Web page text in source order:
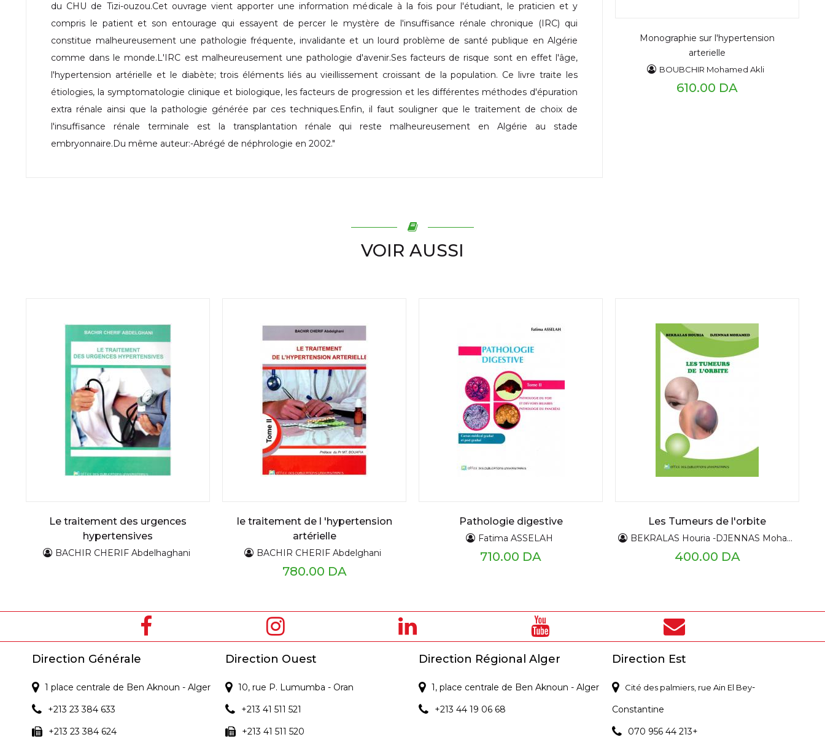
du CHU de Tizi-ouzou.Cet ouvrage vient apporter une information médicale à la fois pour l'étudiant, le praticien et y
compris le patient et son entourage qui essayent de percer le mystère de l'insuffisance rénale chronique (IRC) qui
constitue malheureusement une pathologie fréquente, invalidante et un lourd problème de santé publique en Algérie
comme dans le monde.L'IRC est malheureusement une pathologie d'avenir.Ses facteurs de risque sont en effet l'âge,
l'hypertension artérielle et le diabète; trois éléments liés au vieillissement croissant de la population. Ce livre traite les
étiologies, la symptomatologie clinique et biologique, les facteurs de progression et les différentes méthodes d'épuration
extra rénale ainsi que la pathologie générée par ces techniques.Enfin, il faut souligner que le traitement de choix de
l'insuffisance rénale terminale est la transplantation rénale qui reste malheureusement en Algérie au stade
embryonnaire.Du même auteur:-Abrégé de néphrologie en 2002."
Monographie sur l'hypertension
arterielle
BOUBCHIR Mohamed Akli
610.00 DA
VOIR AUSSI
Le traitement des urgences
hypertensives
BACHIR CHERIF Abdelhaghani
le traitement de l 'hypertension
artérielle
BACHIR CHERIF Abdelghani
780.00 DA
Pathologie digestive
Fatima ASSELAH
710.00 DA
Les Tumeurs de l'orbite
BEKRALAS Houria -DJENNAS Mohamed
400.00 DA
Direction Générale
1 place centrale de Ben Aknoun - Alger
+213 23 384 633
+213 23 384 624
Direction Ouest
10, rue P. Lumumba - Oran
+213 41 511 521
+213 41 511 520
Direction Régional Alger
1, place centrale de Ben Aknoun - Alger
+213 44 19 06 68
Direction Est
Cité des palmiers, rue Ain El Bey-
Constantine
070 956 44 213+